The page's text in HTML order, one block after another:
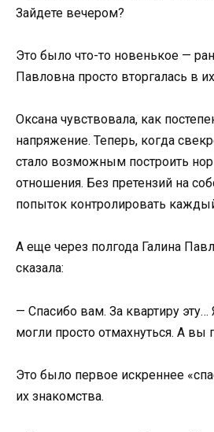
Зайдете вечером?
Это было что-то новенькое —
Павловна просто вторгалась в
Оксана чувствовала, как
напряжение. Теперь, когда
стало возможным построить
отношения. Без претензий на
попыток контролировать
А еще через полгода Галина
сказала:
— Спасибо вам. За квартиру
могли просто отмахнуться. А вы
Это было первое искреннее
их знакомства.